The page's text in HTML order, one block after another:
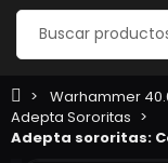
Warhammer
Adepta Sororitas
Adepta sororitas: